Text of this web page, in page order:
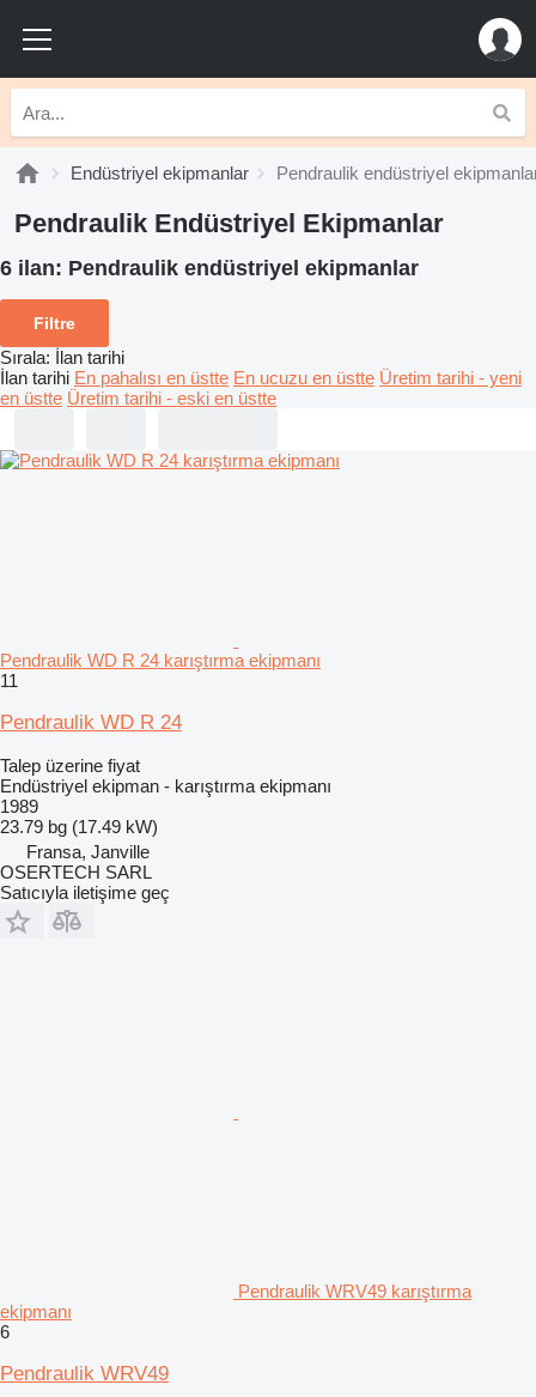
Endüstriyel ekipmanlar Pendraulik endüstriyel
Pendraulik Endüstriyel Ekipmanlar
6 ilan: Pendraulik endüstriyel ekipmanlar
Filtre
Sırala: İlan tarihi
İlan tarihi En pahalısı en üstte En ucuzu en üstte Üretim tarihi - yeni
en üstte Üretim tarihi - eski en üstte
Pendraulik WD R 24 karıştırma ekipmanı
11
Pendraulik WD R 24
Talep üzerine fiyat
Endüstriyel ekipman - karıştırma ekipmanı
1989
23.79 bg (17.49 kW)
Fransa, Janville
OSERTECH SARL
Satıcıyla iletişime geç
Pendraulik WRV49 karıştırma
ekipmanı
6
Pendraulik WRV49